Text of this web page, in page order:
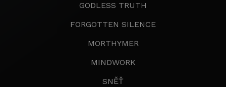
GODLESS TRUTH
FORGOTTEN SILENCE
MORTHYMER
MINDWORK
SNĚŤ